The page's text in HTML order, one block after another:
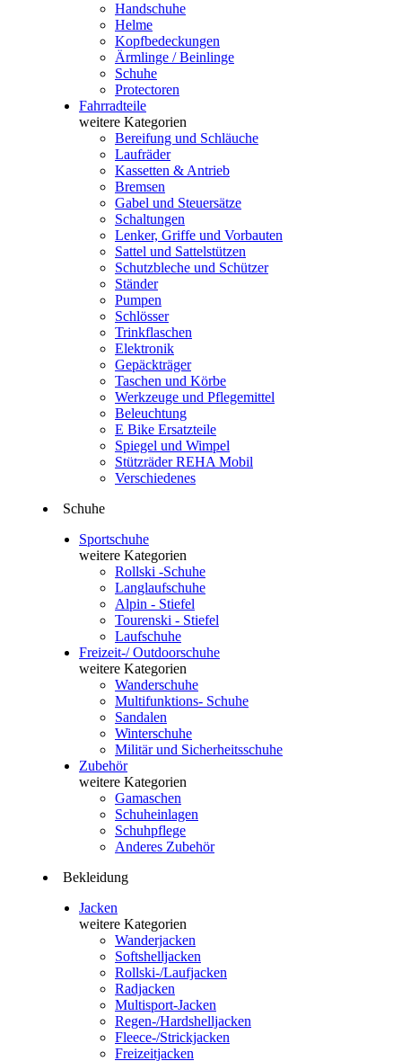
Handschuhe
Helme
Kopfbedeckungen
Ärmlinge / Beinlinge
Schuhe
Protectoren
Fahrradteile
weitere Kategorien
Bereifung und Schläuche
Laufräder
Kassetten & Antrieb
Bremsen
Gabel und Steuersätze
Schaltungen
Lenker, Griffe und Vorbauten
Sattel und Sattelstützen
Schutzbleche und Schützer
Ständer
Pumpen
Schlösser
Trinkflaschen
Elektronik
Gepäckträger
Taschen und Körbe
Werkzeuge und Pflegemittel
Beleuchtung
E Bike Ersatzteile
Spiegel und Wimpel
Stützräder REHA Mobil
Verschiedenes
Schuhe
Sportschuhe
weitere Kategorien
Rollski -Schuhe
Langlaufschuhe
Alpin - Stiefel
Tourenski - Stiefel
Laufschuhe
Freizeit-/ Outdoorschuhe
weitere Kategorien
Wanderschuhe
Multifunktions- Schuhe
Sandalen
Winterschuhe
Militär und Sicherheitsschuhe
Zubehör
weitere Kategorien
Gamaschen
Schuheinlagen
Schuhpflege
Anderes Zubehör
Bekleidung
Jacken
weitere Kategorien
Wanderjacken
Softshelljacken
Rollski-/Laufjacken
Radjacken
Multisport-Jacken
Regen-/Hardshelljacken
Fleece-/Strickjacken
Freizeitjacken